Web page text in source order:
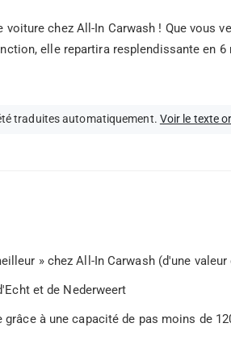
voiture chez All-In Carwash ! Que vous
elle repartira resplendissante en
traduites automatiquement. Voir le texte
» chez All-In Carwash (d'une valeur
et de Nederweert
à une capacité de pas moins de